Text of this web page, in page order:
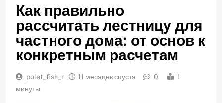
Как правильно
рассчитать лестницу для
частного дома: от основ к
конкретным расчетам
polet_fish_r 11 месяцев спустя 0
1
минуты